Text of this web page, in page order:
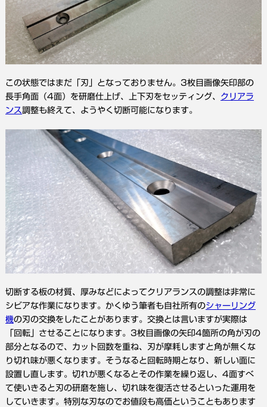
この状態ではまだ「刃」となっておりません。3枚目画像矢印部の
長手角面（4面）を研磨仕上げ、上下刃をセッティング、 クリアラ
ンス調整も終えて、ようやく切断可能になります。
切断する板の材質、厚みなどによってクリアランスの調整は非常に
シビアな作業になります。かくゆう筆者も自社所有のシャーリング
機の刃の交換をしたことがあります。交換とは言いますが実際は
「回転」させることになります。3枚目画像の矢印4箇所の角が刃の
部分となるので、カット回数を重ね、刃が摩耗しますと角が無くな
り切れ味が悪くなります。そうなると回転時期となり、新しい面に
設置し直します。切れが悪くなるとその作業を繰り返し、4面すべ
て使いきると刃の研磨を施し、切れ味を復活させるといった運用を
していきます。特別な刃なのでお値段も高価ということもあります